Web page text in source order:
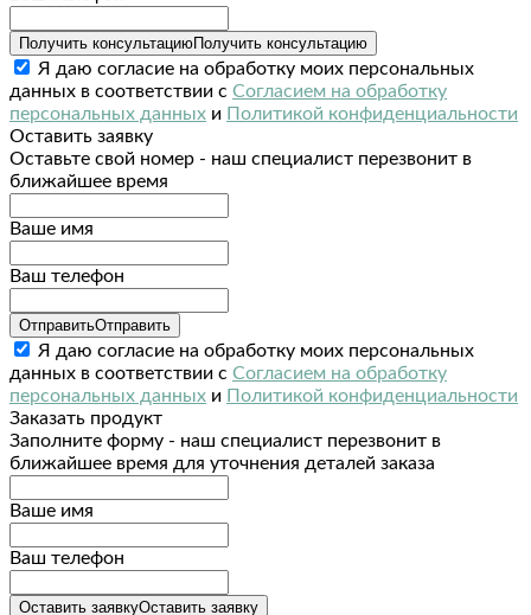
Получить консультациюПолучить консультацию
Я даю согласие на обработку моих персональных
данных в соответствии с Согласием на обработку
персональных данных и Политикой конфиденциальности
Оставить заявку
Оставьте свой номер - наш специалист перезвонит в
ближайшее время
Ваше имя
Ваш телефон
ОтправитьОтправить
Я даю согласие на обработку моих персональных
данных в соответствии с Согласием на обработку
персональных данных и Политикой конфиденциальности
Заказать продукт
Заполните форму - наш специалист перезвонит в
ближайшее время для уточнения деталей заказа
Ваше имя
Ваш телефон
Оставить заявкуОставить заявку